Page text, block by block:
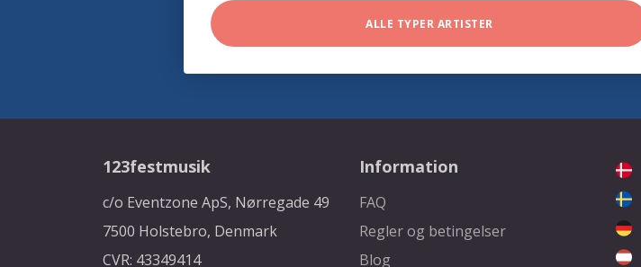
ALLE TYPER ARTISTER
123festmusik
c/o Eventzone ApS, Nørregade 49
7500 Holstebro, Denmark
CVR: 43349414
Information
FAQ
Regler og betingelser
Blog